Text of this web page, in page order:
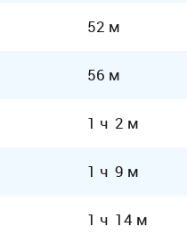
52 м
56 м
1 ч 2 м
1 ч 9 м
1 ч 14 м